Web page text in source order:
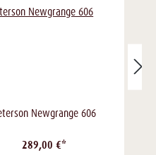
Newgrange 606
289,00 €*